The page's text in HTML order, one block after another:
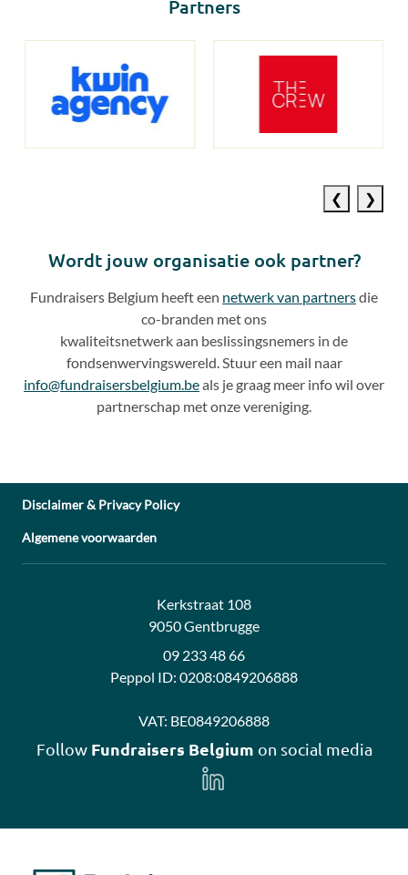
Partners
Wordt jouw organisatie ook partner?
Fundraisers Belgium heeft een netwerk van partnersdie
co-branden met ons
kwaliteitsnetwerk aan beslissingsnemers in de
fondsenwervingswereld. Stuur een mail naar
info@fundraisersbelgium.beals je graag meer info wil over
partnerschap met onze vereniging.
Disclaimer & Privacy Policy
Algemene voorwaarden
Contact:
Address:
Kerkstraat 108
9050 Gentbrugge
09 233 48 66
Peppol ID: 0208:0849206888
VAT: BE0849206888
Follow Fundraisers Belgium on social media
LinkedIn